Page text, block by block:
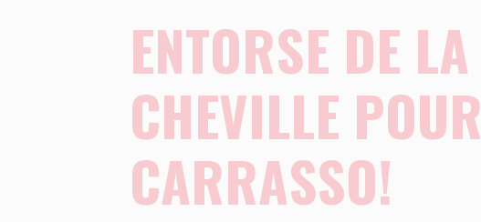
ENTORSE DE LA
CHEVILLE POUR
CARRASSO!